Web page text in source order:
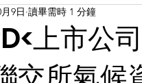
上市公
9日 讀畢需時 1 分鐘